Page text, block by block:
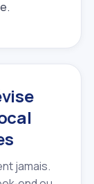
jamais.